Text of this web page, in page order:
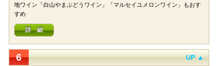
地ワイン「白山やまぶどうワイン」「マルセイユメロンワイン」もおす
すめ
詳 細
6 UP ▲